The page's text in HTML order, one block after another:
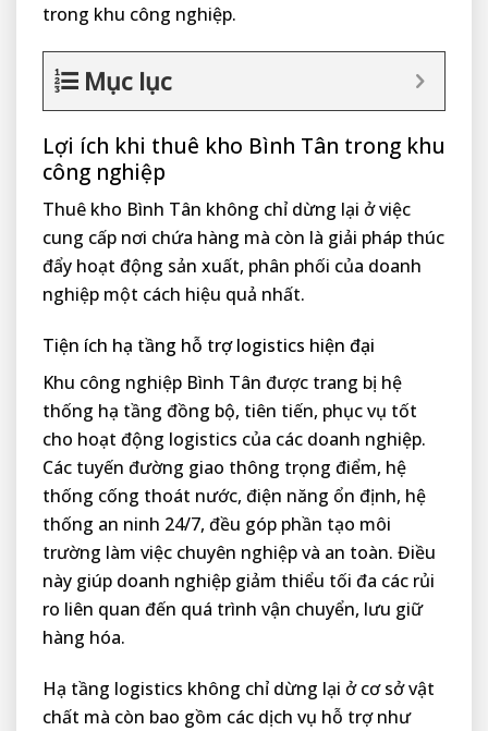
trong khu công nghiệp.
Mục lục
Lợi ích khi thuê kho Bình Tân trong khu
công nghiệp
Thuê kho Bình Tân không chỉ dừng lại ở việc
cung cấp nơi chứa hàng mà còn là giải pháp thúc
đẩy hoạt động sản xuất, phân phối của doanh
nghiệp một cách hiệu quả nhất.
Tiện ích hạ tầng hỗ trợ logistics hiện đại
Khu công nghiệp Bình Tân được trang bị hệ
thống hạ tầng đồng bộ, tiên tiến, phục vụ tốt
cho hoạt động logistics của các doanh nghiệp.
Các tuyến đường giao thông trọng điểm, hệ
thống cống thoát nước, điện năng ổn định, hệ
thống an ninh 24/7, đều góp phần tạo môi
trường làm việc chuyên nghiệp và an toàn. Điều
này giúp doanh nghiệp giảm thiểu tối đa các rủi
ro liên quan đến quá trình vận chuyển, lưu giữ
hàng hóa.
Hạ tầng logistics không chỉ dừng lại ở cơ sở vật
chất mà còn bao gồm các dịch vụ hỗ trợ như